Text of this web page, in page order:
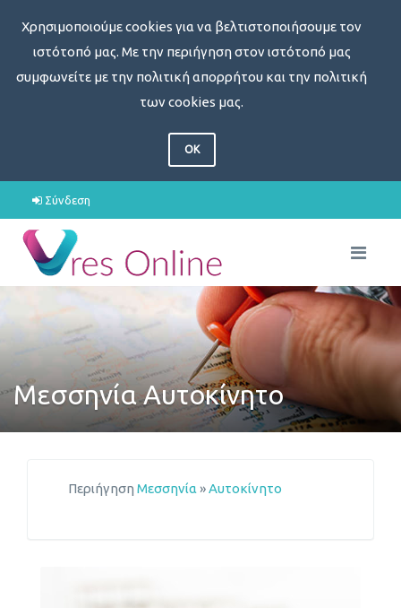
Χρησιμοποιούμε cookies για να βελτιστοποιήσουμε τον
ιστότοπό μας. Με την περιήγηση στον ιστότοπό μας
συμφωνείτε με την πολιτική απορρήτου και την πολιτική
των cookies μας.
OK
Σύνδεση
Μεσσηνία Αυτοκίνητο
Περιήγηση Μεσσηνία »Αυτοκίνητο